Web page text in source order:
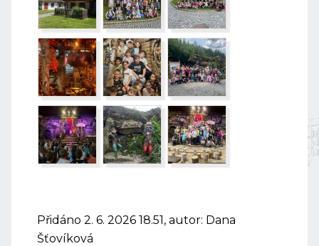
Přidáno 2. 6. 2026 18.51, autor: Dana
Šťovíková